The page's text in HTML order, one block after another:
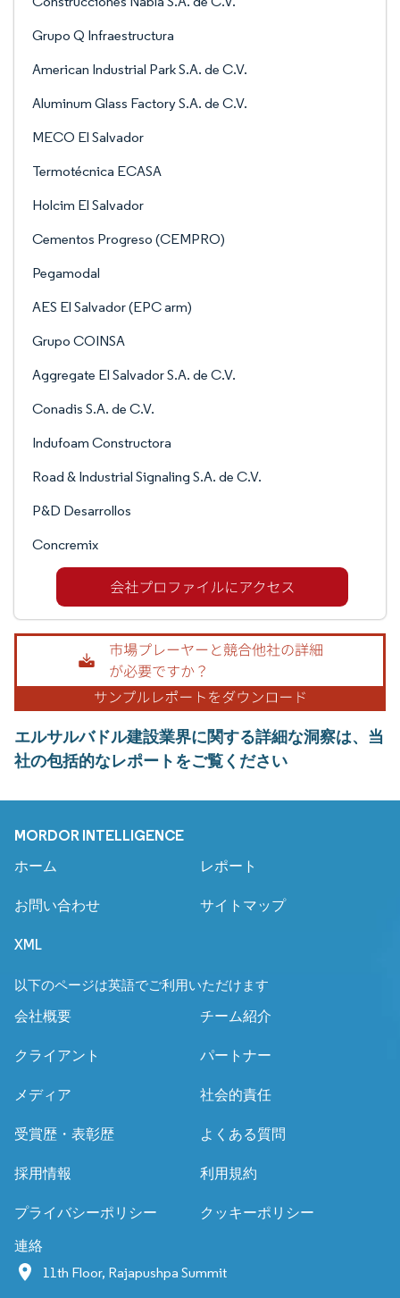
Grupo Q Infraestructura
American Industrial Park S.A. de C.V.
Aluminum Glass Factory S.A. de C.V.
MECO El Salvador
Termotécnica ECASA
Holcim El Salvador
Cementos Progreso (CEMPRO)
Pegamodal
AES El Salvador (EPC arm)
Grupo COINSA
Aggregate El Salvador S.A. de C.V.
Conadis S.A. de C.V.
Indufoam Constructora
Road & Industrial Signaling S.A. de C.V.
P&D Desarrollos
Concremix
エルサルバドル建設業界に関する詳細な洞察は、当
社の包括的なレポートをご覧ください
MORDOR INTELLIGENCE
ホーム レポート
お問い合わせ サイトマップ
XML
以下のページは英語でご利用いただけます
会社概要 チーム紹介
クライアント パートナー
メディア 社会的責任
受賞歴・表彰歴 よくある質問
採用情報 利用規約
プライバシーポリシー クッキーポリシー
連絡
11th Floor, Rajapushpa Summit